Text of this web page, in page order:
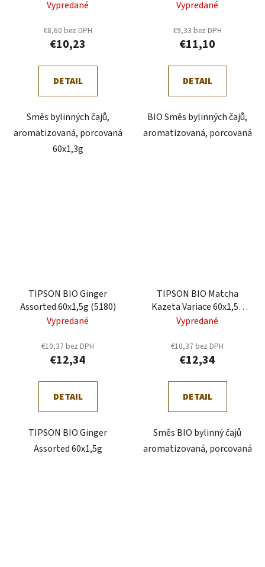
Vypredané
€8,60 bez DPH
€10,23
DETAIL
Směs bylinných čajů,
aromatizovaná, porcovaná
60x1,3g
(5066)
Vypredané
€9,33 bez DPH
€11,10
DETAIL
BIO Směs bylinných čajů,
aromatizovaná, porcovaná
TIPSON BIO Ginger
Assorted 60x1,5g (5180)
Vypredané
€10,37 bez DPH
€12,34
DETAIL
TIPSON BIO Ginger
Assorted 60x1,5g
TIPSON BIO Matcha
Kazeta Variace 60x1,5g
(5076)
Vypredané
€10,37 bez DPH
€12,34
DETAIL
Směs BIO bylinný čajů
aromatizovaná, porcovaná